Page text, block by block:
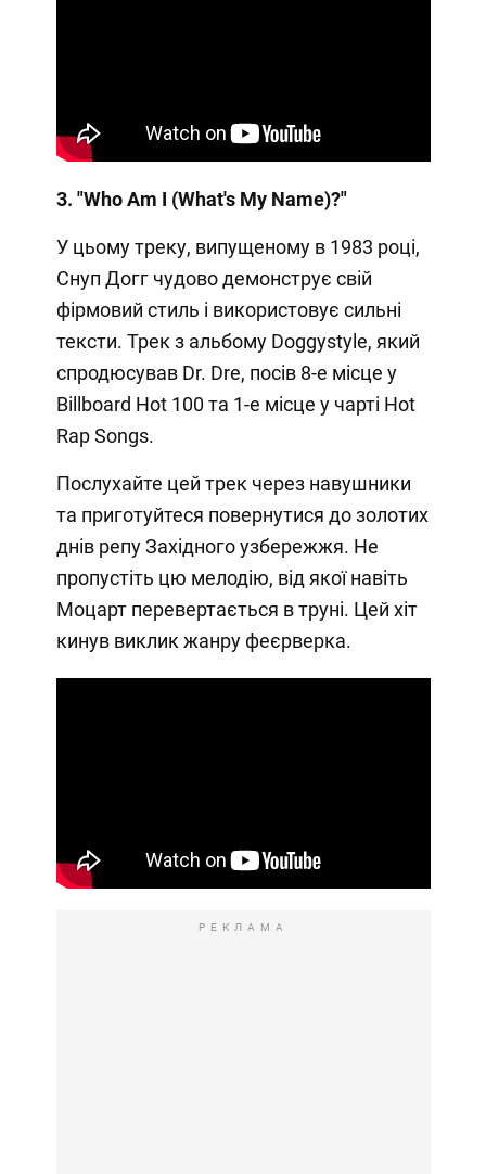
3. "Who Am I (What's My Name)?"
У цьому треку, випущеному в 1983 році,
Снуп Догг чудово демонструє свій
фірмовий стиль і використовує сильні
тексти. Трек з альбому Doggystyle, який
спродюсував Dr. Dre, посів 8-е місце у
Billboard Hot 100 та 1-е місце у чарті Hot
Rap Songs.
Послухайте цей трек через навушники
та приготуйтеся повернутися до золотих
днів репу Західного узбережжя. Не
пропустіть цю мелодію, від якої навіть
Моцарт перевертається в труні. Цей хіт
кинув виклик жанру феєрверка.
РЕКЛАМА